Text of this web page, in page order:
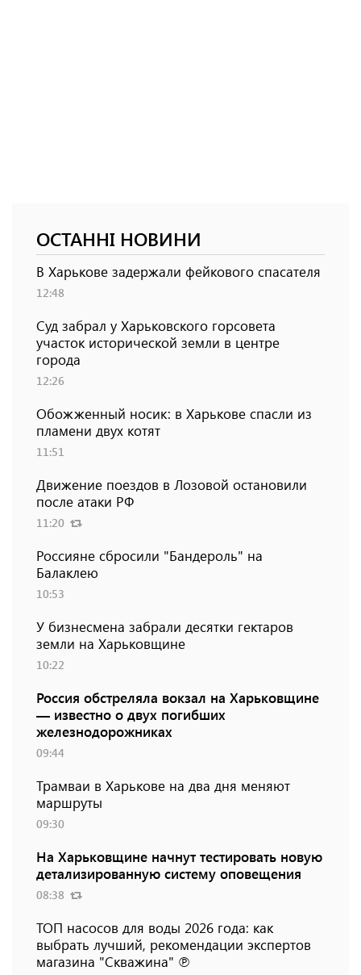
ОСТАННІ НОВИНИ
В Харькове задержали фейкового спасателя
12:48
Суд забрал у Харьковского горсовета
участок исторической земли в центре
города
12:26
Обожженный носик: в Харькове спасли из
пламени двух котят
11:51
Движение поездов в Лозовой остановили
после атаки РФ
11:20
Россияне сбросили "Бандероль" на
Балаклею
10:53
У бизнесмена забрали десятки гектаров
земли на Харьковщине
10:22
Россия обстреляла вокзал на Харьковщине
— известно о двух погибших
железнодорожниках
09:44
Трамваи в Харькове на два дня меняют
маршруты
09:30
На Харьковщине начнут тестировать новую
детализированную систему оповещения
08:38
ТОП насосов для воды 2026 года: как
выбрать лучший, рекомендации экспертов
магазина "Скважина" ℗